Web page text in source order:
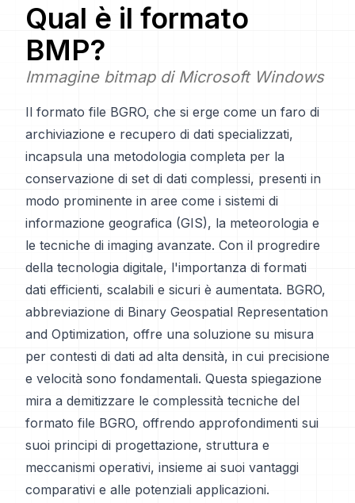
Qual è il formato
BMP?
Immagine bitmap di Microsoft Windows
Il formato file BGRO, che si erge come un faro di
archiviazione e recupero di dati specializzati,
incapsula una metodologia completa per la
conservazione di set di dati complessi, presenti in
modo prominente in aree come i sistemi di
informazione geografica (GIS), la meteorologia e
le tecniche di imaging avanzate. Con il progredire
della tecnologia digitale, l'importanza di formati
dati efficienti, scalabili e sicuri è aumentata. BGRO,
abbreviazione di Binary Geospatial Representation
and Optimization, offre una soluzione su misura
per contesti di dati ad alta densità, in cui precisione
e velocità sono fondamentali. Questa spiegazione
mira a demitizzare le complessità tecniche del
formato file BGRO, offrendo approfondimenti sui
suoi principi di progettazione, struttura e
meccanismi operativi, insieme ai suoi vantaggi
comparativi e alle potenziali applicazioni.